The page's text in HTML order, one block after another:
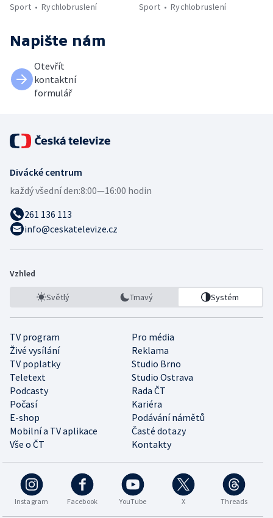
Sport
Rychlobruslení
Sport
Rychlobruslení
Napište nám
Otevřít
kontaktní
formulář
Divácké centrum
každý všední den:8:00—16:00 hodin
261 136 113
info@ceskatelevize.cz
Vzhled
Světlý Tmavý Systém
TV program
Pro média
Živé vysílání
Reklama
TV poplatky
Studio Brno
Teletext
Studio Ostrava
Podcasty
Rada ČT
Počasí
Kariéra
E-shop
Podávání námětů
Mobilní a TV aplikace
Časté dotazy
Vše o ČT
Kontakty
Instagram Facebook YouTube X Threads